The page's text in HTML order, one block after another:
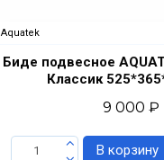
Aquatek
Биде подвесное
Классик
9 000 ₽
В корзину